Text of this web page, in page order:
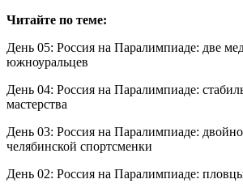
Читайте по теме:
День 05: Россия на Паралимпиаде: две
южноуральцев
День 04: Россия на Паралимпиаде:
мастерства
День 03: Россия на Паралимпиаде:
челябинской спортсменки
День 02: Россия на Паралимпиаде: